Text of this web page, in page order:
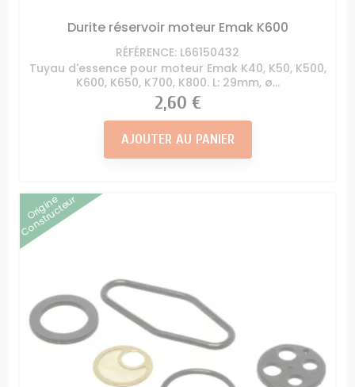
Durite réservoir moteur Emak K600
RÉFÉRENCE: L66150432
Tuyau d'essence pour moteur Emak K40, K50, K500,
K600, K650, K700, K800. L: 29mm, ø...
Prix
2,60 €
AJOUTER AU PANIER
Origine
Constructeur